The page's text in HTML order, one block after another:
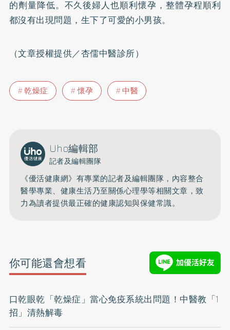
的劑量降低。不久後婦人也順利懷孕，整體孕程順利
都沒有出現問題，生下了可愛的小男孩。
（文章授權提供／杏儒中醫診所）
乾燥症 懷孕 中醫
Uho編輯部
記者及編輯團隊
《優活健康網》有專業的記者及編輯團隊，內容整合
醫學專業、健康生活乃至關係心理學等相關文章，致
力為讀者提供最正確的健康認知與保健常識。
你可能還會想看
口乾眼乾「乾燥症」當心免疫系統出問題！中醫教「1
招」清熱解毒